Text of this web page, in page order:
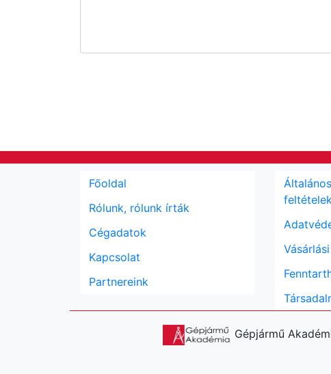
Főoldal
Rólunk, rólunk írták
Cégadatok
Kapcsolat
Partnereink
Gépjármű